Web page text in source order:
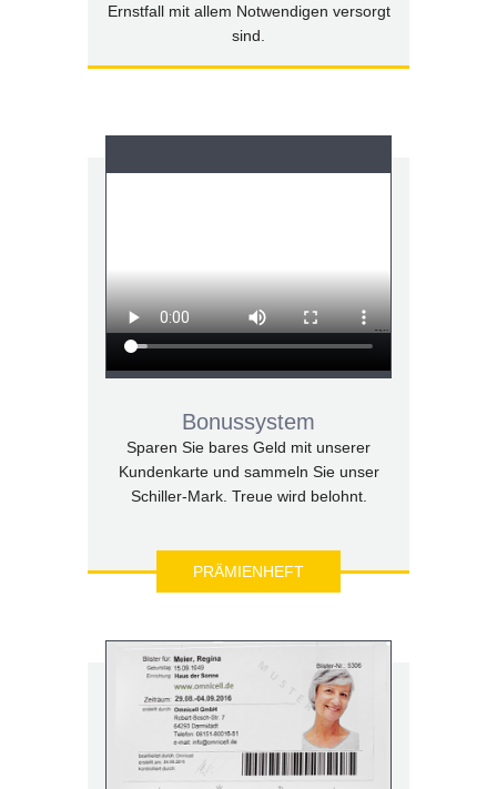
Ernstfall mit allem Notwendigen versorgt
sind.
Bonussystem
Sparen Sie bares Geld mit unserer
Kundenkarte und sammeln Sie unser
Schiller-Mark. Treue wird belohnt.
PRÄMIENHEFT